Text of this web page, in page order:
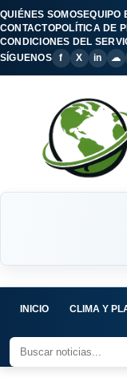
QUIÉNES SOMOSEQUIPO
CONTACTOPOLÍTICA DE
CONDICIONES DEL
SÍGUENOS
f X in ☁
INICIO CLIMA Y